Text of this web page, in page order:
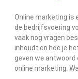
Online marketing is
de bedrijfsvoering
vaak nog vragen
inhoudt en hoe je
geven we antwoord
online marketing.